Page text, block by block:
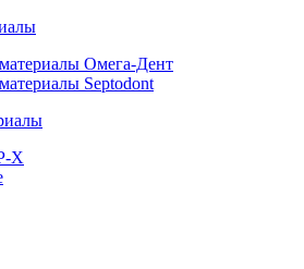
Омега-Дент
Septodont
X